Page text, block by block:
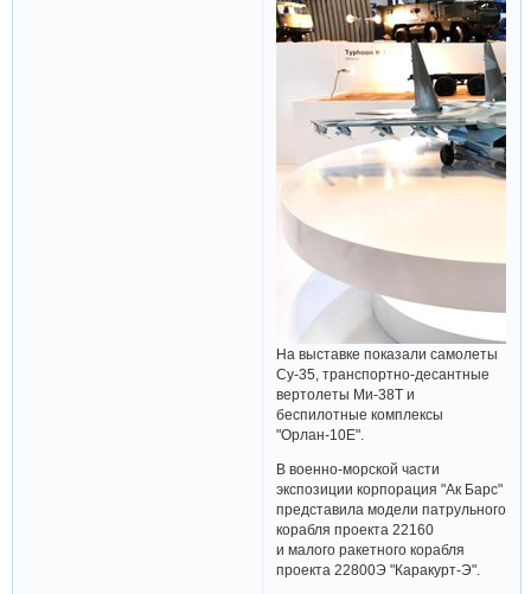
На выставке показали самолеты
Су-35, транспортно-десантные
вертолеты Ми-38Т и
беспилотные комплексы
"Орлан-10Е".
В военно-морской части
экспозиции корпорация "Ак Барс"
представила модели патрульного
корабля проекта 22160
и малого ракетного корабля
проекта 22800Э "Каракурт-Э".